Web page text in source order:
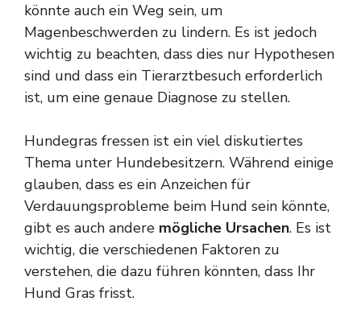
könnte auch ein Weg sein, um
Magenbeschwerden zu lindern. Es ist jedoch
wichtig zu beachten, dass dies nur Hypothesen
sind und dass ein Tierarztbesuch erforderlich
ist, um eine genaue Diagnose zu stellen.
Hundegras fressen ist ein viel diskutiertes
Thema unter Hundebesitzern. Während einige
glauben, dass es ein Anzeichen für
Verdauungsprobleme beim Hund sein könnte,
gibt es auch andere mögliche Ursachen. Es ist
wichtig, die verschiedenen Faktoren zu
verstehen, die dazu führen könnten, dass Ihr
Hund Gras frisst.